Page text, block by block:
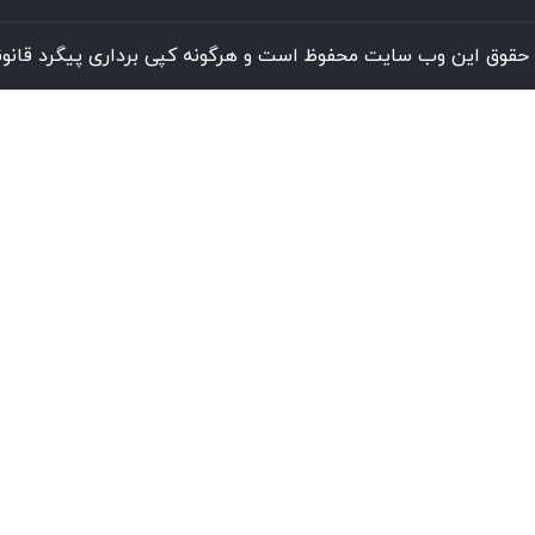
این وب سایت محفوظ است و هرگونه کپی برداری پیگرد